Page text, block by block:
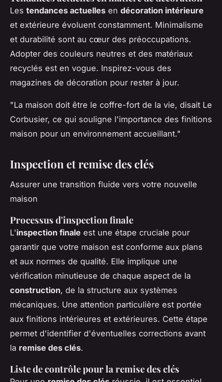
Les tendances actuelles en décoration intérieure
et extérieure évoluent constamment. Minimalisme
et durabilité sont au cœur des préoccupations.
Adopter des couleurs neutres et des matériaux
recyclés est en vogue. Inspirez-vous des
magazines de décoration pour rester à jour.
"La maison doit être le coffre-fort de la vie, disait Le
Corbusier, ce qui souligne l'importance des finitions
maison pour un environnement accueillant."
Inspection et remise des clés
Assurer une transition fluide vers votre nouvelle
maison
Processus d'inspection finale
L'inspection finale est une étape cruciale pour
garantir que votre maison est conforme aux plans
et aux normes de qualité. Elle implique une
vérification minutieuse de chaque aspect de la
construction, de la structure aux systèmes
mécaniques. Une attention particulière est portée
aux finitions intérieures et extérieures. Cette étape
permet d'identifier d'éventuelles corrections avant
la remise des clés.
Liste de contrôle pour la remise des clés